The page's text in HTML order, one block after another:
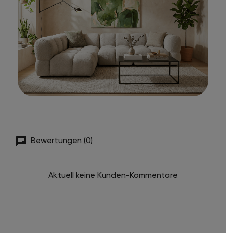
Bewertungen (0)
Aktuell keine Kunden-Kommentare